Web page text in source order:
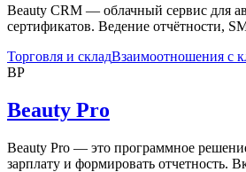
Beauty CRM — облачный сервис для
сертификатов. Ведение отчётности,
Торговля и складВзаимоотношения с
BP
Beauty Pro
Beauty Pro — это программное
зарплату и формировать отчетность.